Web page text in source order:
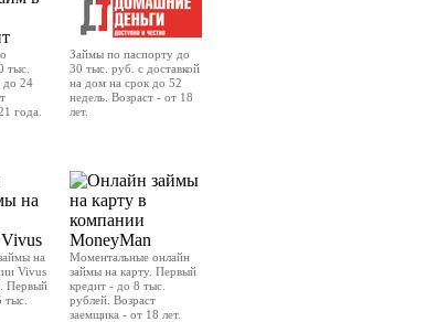
тыс.
до 24
года.
Займы по паспорту до
30 тыс. руб. с доставкой
на дом на срок до 52
недель. Возраст - от 18
лет.
на
Vivus
Первый
тыс.
Моментальные онлайн
займы на карту. Первый
кредит - до 8 тыс.
рублей. Возраст
заемщика - от 18 лет.